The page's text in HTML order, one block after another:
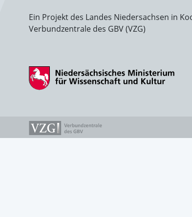
Ein Projekt des Landes Niedersachsen in
Verbundzentrale des GBV (VZG)